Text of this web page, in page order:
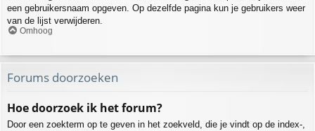
een gebruikersnaam opgeven. Op dezelfde pagina kun je gebruikers weer
van de lijst verwijderen.
Omhoog
Forums doorzoeken
Hoe doorzoek ik het forum?
Door een zoekterm op te geven in het zoekveld, die je vindt op de index-,